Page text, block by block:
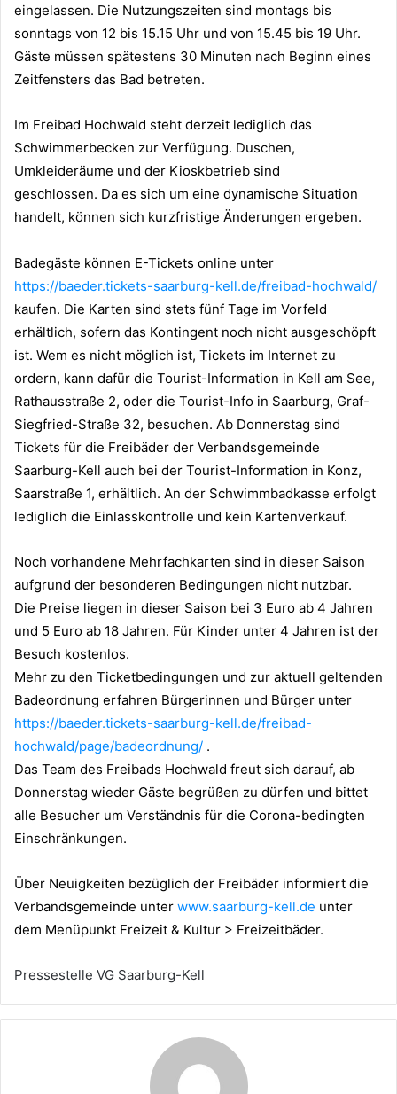
eingelassen. Die Nutzungszeiten sind montags bis
sonntags von 12 bis 15.15 Uhr und von 15.45 bis 19 Uhr.
Gäste müssen spätestens 30 Minuten nach Beginn eines
Zeitfensters das Bad betreten.
Im Freibad Hochwald steht derzeit lediglich das
Schwimmerbecken zur Verfügung. Duschen,
Umkleideräume und der Kioskbetrieb sind
geschlossen. Da es sich um eine dynamische Situation
handelt, können sich kurzfristige Änderungen ergeben.
Badegäste können E-Tickets online unter
https://baeder.tickets-saarburg-kell.de/freibad-hochwald/
kaufen. Die Karten sind stets fünf Tage im Vorfeld
erhältlich, sofern das Kontingent noch nicht ausgeschöpft
ist. Wem es nicht möglich ist, Tickets im Internet zu
ordern, kann dafür die Tourist-Information in Kell am See,
Rathausstraße 2, oder die Tourist-Info in Saarburg, Graf-
Siegfried-Straße 32, besuchen. Ab Donnerstag sind
Tickets für die Freibäder der Verbandsgemeinde
Saarburg-Kell auch bei der Tourist-Information in Konz,
Saarstraße 1, erhältlich. An der Schwimmbadkasse erfolgt
lediglich die Einlasskontrolle und kein Kartenverkauf.
Noch vorhandene Mehrfachkarten sind in dieser Saison
aufgrund der besonderen Bedingungen nicht nutzbar.
Die Preise liegen in dieser Saison bei 3 Euro ab 4 Jahren
und 5 Euro ab 18 Jahren. Für Kinder unter 4 Jahren ist der
Besuch kostenlos.
Mehr zu den Ticketbedingungen und zur aktuell geltenden
Badeordnung erfahren Bürgerinnen und Bürger unter
https://baeder.tickets-saarburg-kell.de/freibad-
hochwald/page/badeordnung/ .
Das Team des Freibads Hochwald freut sich darauf, ab
Donnerstag wieder Gäste begrüßen zu dürfen und bittet
alle Besucher um Verständnis für die Corona-bedingten
Einschränkungen.
Über Neuigkeiten bezüglich der Freibäder informiert die
Verbandsgemeinde unter www.saarburg-kell.de unter
dem Menüpunkt Freizeit & Kultur > Freizeitbäder.
Pressestelle VG Saarburg-Kell